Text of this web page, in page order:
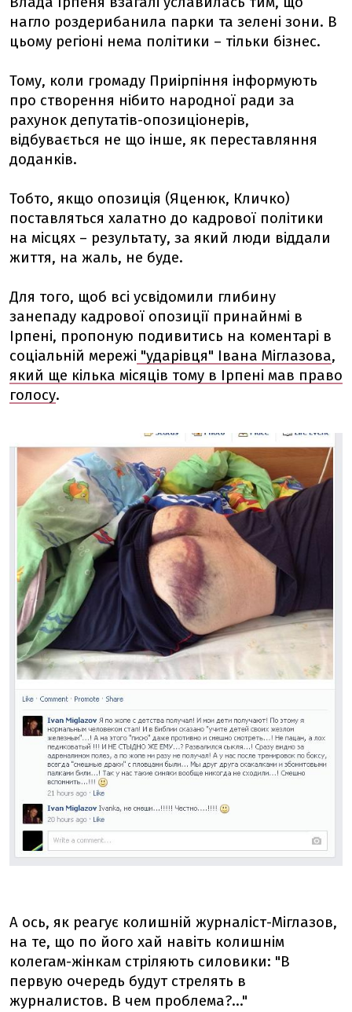
нагло роздерибанила парки та зелені зони. В
цьому регіоні нема політики – тільки бізнес.
Тому, коли громаду Приірпіння інформують
про створення нібито народної ради за
рахунок депутатів-опозиціонерів,
відбувається не що інше, як переставляння
доданків.
Тобто, якщо опозиція (Яценюк, Кличко)
поставляться халатно до кадрової політики
на місцях – результату, за який люди віддали
життя, на жаль, не буде.
Для того, щоб всі усвідомили глибину
занепаду кадрової опозиції принайнмі в
Ірпені, пропоную подивитись на коментарі в
соціальній мережі "ударівця" Івана Міглазова,
який ще кілька місяців тому в Ірпені мав право
голосу.
А ось, як реагує колишній журналіст-Міглазов,
на те, що по його хай навіть колишнім
колегам-жінкам стріляють силовики: "В
первую очередь будут стрелять в
журналистов. В чем проблема?..."